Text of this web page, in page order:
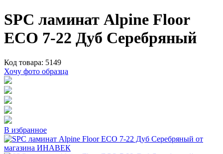
SPC ламинат Alpine Floor
ECO 7-22 Дуб Серебряный
Код товара: 5149
Хочу фото образца
В избранное